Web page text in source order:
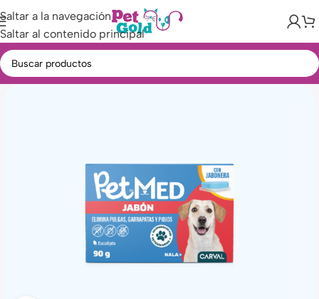
Saltar a la navegación
Saltar al contenido principal